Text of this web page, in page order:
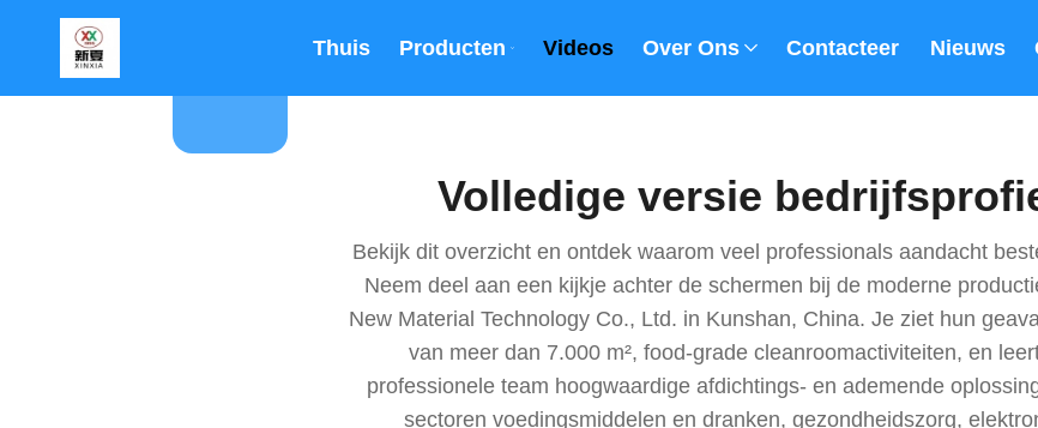
Thuis Producten Videos Over Ons Contacteer OnsNieuws
Volledige versie
Bekijk dit overzicht en ontdek waarom veel professionals aandacht
Neem deel aan een kijkje achter de schermen bij de moderne
New Material Technology Co., Ltd. in Kunshan, China. Je ziet hun
van meer dan 7.000 m², food-grade cleanroomactiviteiten, en
professionele team hoogwaardige afdichtings- en ademende
sectoren voedingsmiddelen en dranken, gezondheidszorg,